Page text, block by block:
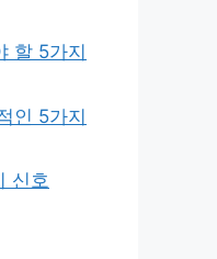
할 5가지
인 5가지
신호